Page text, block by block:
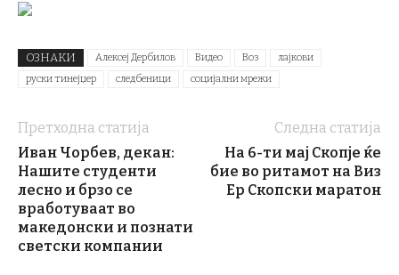
ОЗНАКИ Алексеј Дербилов Видео Воз
лајкови
руски тинејџер
следбеници социјални мрежи
Претходна статија
Иван Чорбев, декан:
Нашите студенти
лесно и брзо се
вработуваат во
македонски и познати
светски компании
Следна статија
На 6-ти мај Скопје ќе
бие во ритамот на Виз
Ер Скопски маратон